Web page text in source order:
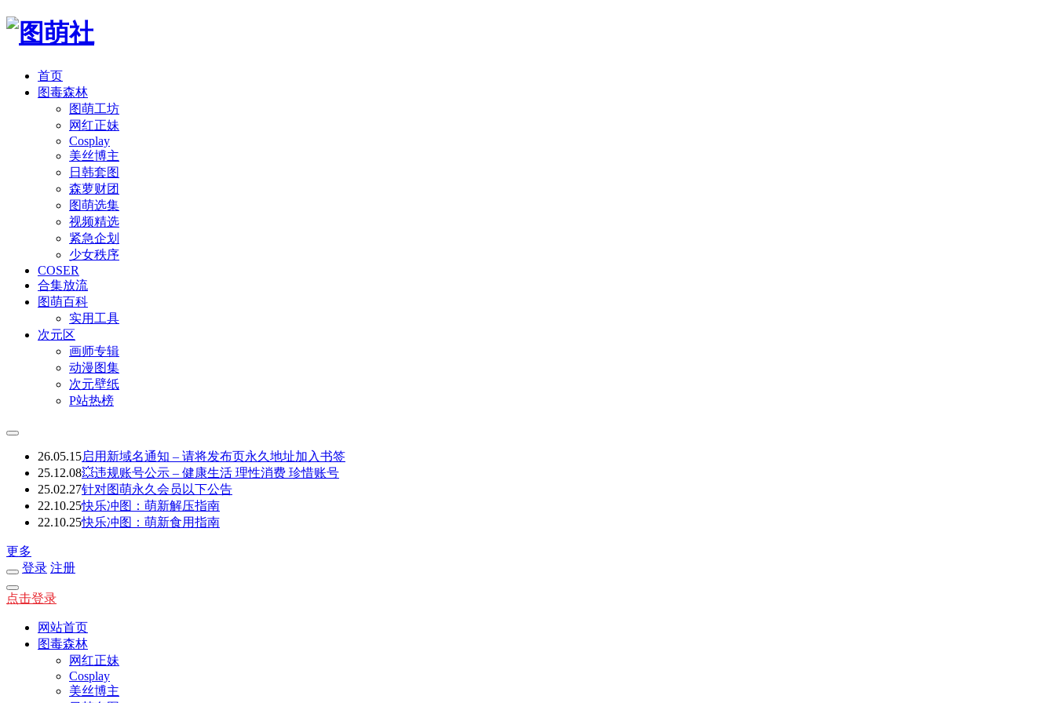
首页
图毒森林
图萌工坊
网红正妹
Cosplay
美丝博主
日韩套图
森萝财团
图萌选集
视频精选
紧急企划
少女秩序
COSER
合集放流
图萌百科
实用工具
次元区
画师专辑
动漫图集
次元壁纸
P站热榜
26.05.15启用新域名通知 – 请将发布页永久地址加入书签
25.12.08💥违规账号公示 – 健康生活 理性消费 珍惜账号
25.02.27针对图萌永久会员以下公告
22.10.25快乐冲图：萌新解压指南
22.10.25快乐冲图：萌新食用指南
更多
登录 注册
点击登录
网站首页
图毒森林
网红正妹
Cosplay
美丝博主